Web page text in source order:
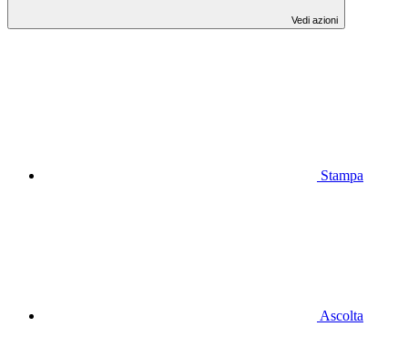
Vedi azioni
Stampa
Ascolta